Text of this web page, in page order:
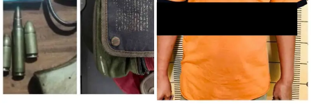
lainnya,
desain
Koran
dan
media
siber
lebih